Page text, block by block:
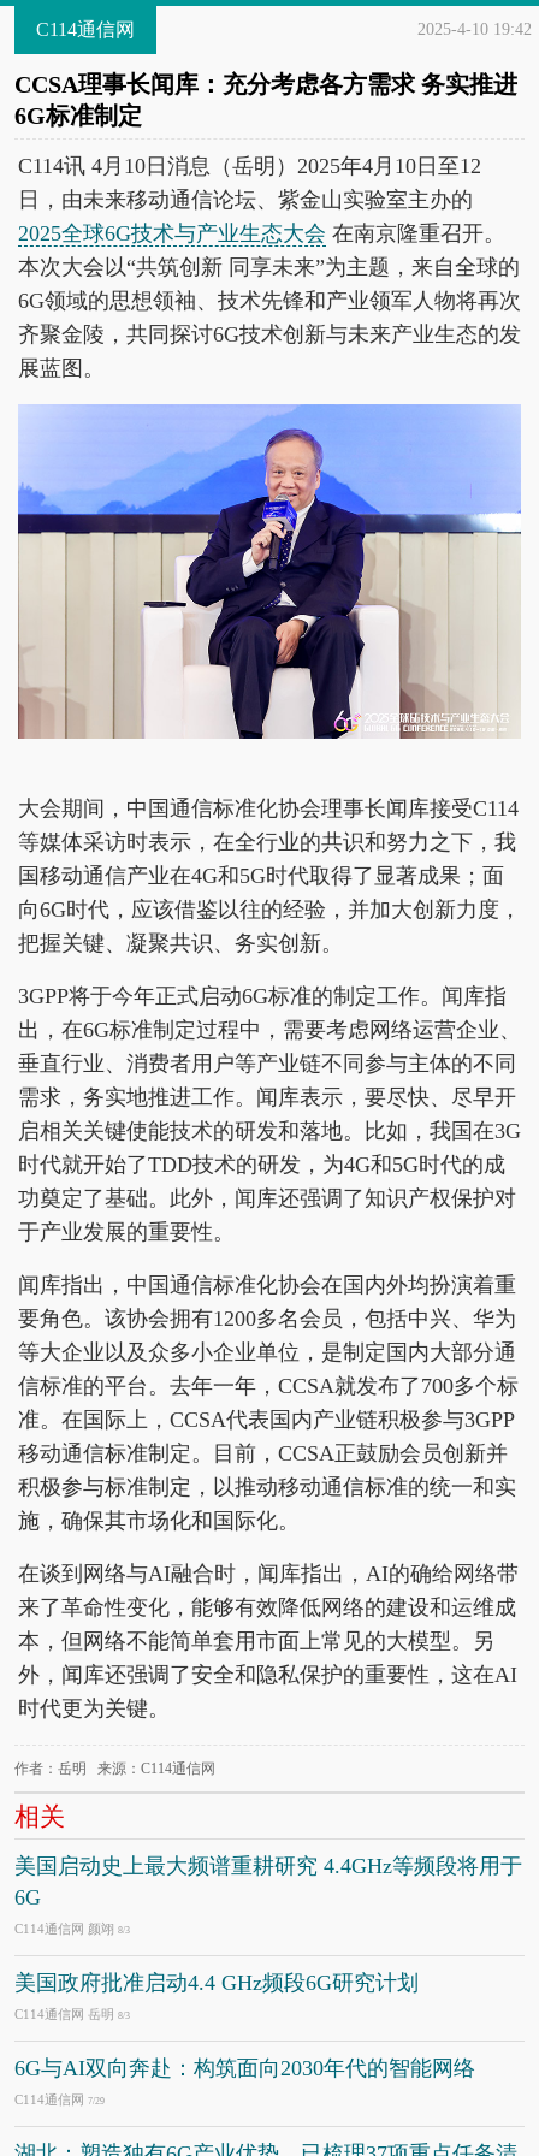
C114通信网 2025-4-10 19:42
CCSA理事长闻库：充分考虑各方需求 务实推进
6G标准制定
C114讯 4月10日消息（岳明）2025年4月10日至12
日，由未来移动通信论坛、紫金山实验室主办的
2025全球6G技术与产业生态大会 在南京隆重召开。
本次大会以“共筑创新 同享未来”为主题，来自全球的
6G领域的思想领袖、技术先锋和产业领军人物将再次
齐聚金陵，共同探讨6G技术创新与未来产业生态的发
展蓝图。
大会期间，中国通信标准化协会理事长闻库接受C114
等媒体采访时表示，在全行业的共识和努力之下，我
国移动通信产业在4G和5G时代取得了显著成果；面
向6G时代，应该借鉴以往的经验，并加大创新力度，
把握关键、凝聚共识、务实创新。
3GPP将于今年正式启动6G标准的制定工作。闻库指
出，在6G标准制定过程中，需要考虑网络运营企业、
垂直行业、消费者用户等产业链不同参与主体的不同
需求，务实地推进工作。闻库表示，要尽快、尽早开
启相关关键使能技术的研发和落地。比如，我国在3G
时代就开始了TDD技术的研发，为4G和5G时代的成
功奠定了基础。此外，闻库还强调了知识产权保护对
于产业发展的重要性。
闻库指出，中国通信标准化协会在国内外均扮演着重
要角色。该协会拥有1200多名会员，包括中兴、华为
等大企业以及众多小企业单位，是制定国内大部分通
信标准的平台。去年一年，CCSA就发布了700多个标
准。在国际上，CCSA代表国内产业链积极参与3GPP
移动通信标准制定。目前，CCSA正鼓励会员创新并
积极参与标准制定，以推动移动通信标准的统一和实
施，确保其市场化和国际化。
在谈到网络与AI融合时，闻库指出，AI的确给网络带
来了革命性变化，能够有效降低网络的建设和运维成
本，但网络不能简单套用市面上常见的大模型。另
外，闻库还强调了安全和隐私保护的重要性，这在AI
时代更为关键。
作者：岳明 来源：C114通信网
相关
美国启动史上最大频谱重耕研究 4.4GHz等频段将用于
6G
C114通信网 颜翊 8/3
美国政府批准启动4.4 GHz频段6G研究计划
C114通信网 岳明 8/3
6G与AI双向奔赴：构筑面向2030年代的智能网络
C114通信网 7/29